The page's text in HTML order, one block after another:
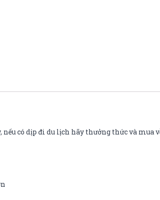
nếu có dịp đi du lịch hãy thưởng thức và